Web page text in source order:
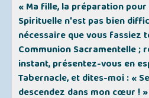
« Ma fille, la préparation
Spirituelle n'est pas bien
nécessaire que vous fassiez
Communion Sacramentelle ;
instant, présentez-vous en
Tabernacle, et dites-moi : «
descendez dans mon cœur !